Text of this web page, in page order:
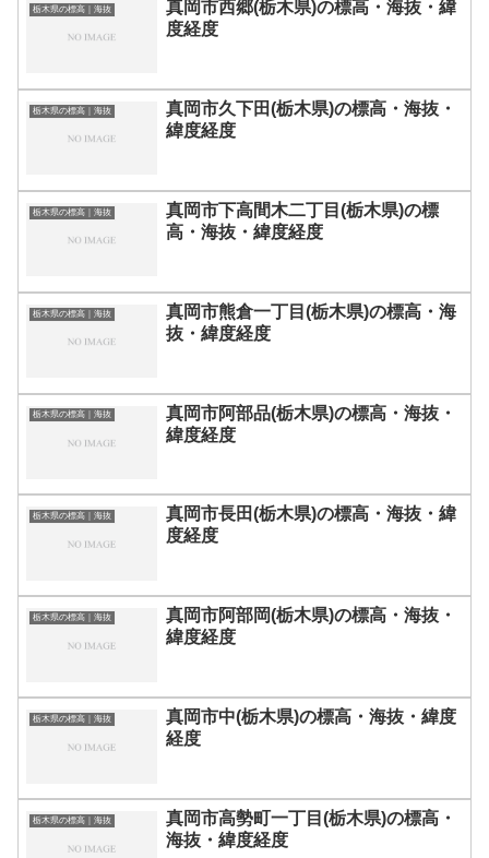
栃木県の標高｜海抜
真岡市西郷(栃木県)の標高・海抜・緯
度経度
栃木県の標高｜海抜
真岡市久下田(栃木県)の標高・海抜・
緯度経度
栃木県の標高｜海抜
真岡市下高間木二丁目(栃木県)の標
高・海抜・緯度経度
栃木県の標高｜海抜
真岡市熊倉一丁目(栃木県)の標高・海
抜・緯度経度
栃木県の標高｜海抜
真岡市阿部品(栃木県)の標高・海抜・
緯度経度
栃木県の標高｜海抜
真岡市長田(栃木県)の標高・海抜・緯
度経度
栃木県の標高｜海抜
真岡市阿部岡(栃木県)の標高・海抜・
緯度経度
栃木県の標高｜海抜
真岡市中(栃木県)の標高・海抜・緯度
経度
栃木県の標高｜海抜
真岡市高勢町一丁目(栃木県)の標高・
海抜・緯度経度